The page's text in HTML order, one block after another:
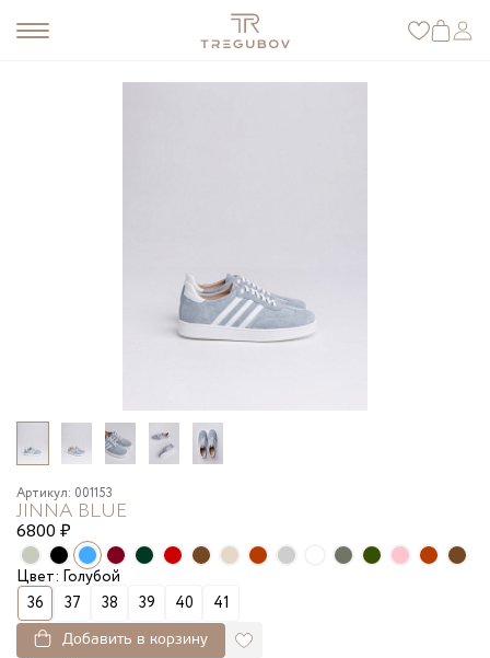
Артикул: 001153
JINNA BLUE
6800 ₽
Цвет: Голубой
36
37 38 39 40 41
Добавить в корзину